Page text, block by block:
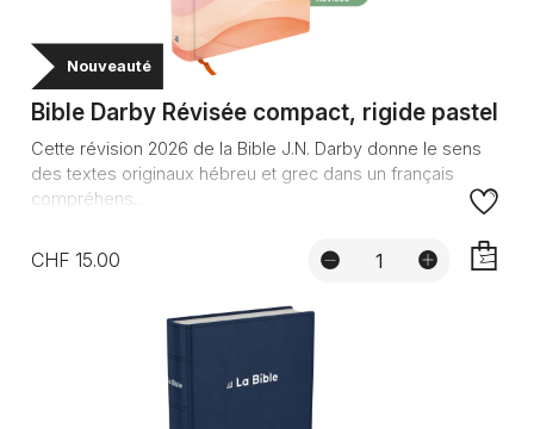
Nouveauté
Bible Darby Révisée compact, rigide pastel
Cette révision 2026 de la Bible J.N. Darby donne le sens
des textes originaux hébreu et grec dans un français
compréhens...
CHF 15.00